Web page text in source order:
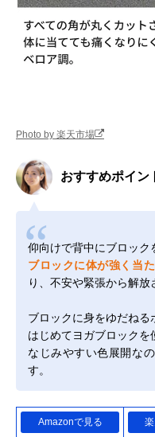
Photo by 楽天市場
おすすめポイン
仰向けで背中にブロック
ブロックに体が強く当
り、不安や緊張から解放
ブロックに身をゆだねる
はじめてヨガブロックを
なじみやすい色展開な
す。
Amazonで見る